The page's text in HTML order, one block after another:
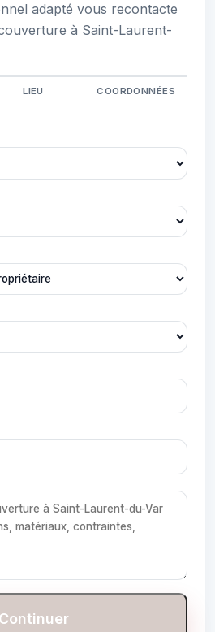
adapté vous recontacte
à Saint-Laurent-
LIEU COORDONNÉES
Continuer